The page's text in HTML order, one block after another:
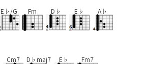
E♭/G Fm D♭ E♭ A♭
Cm7 D♭maj7 E♭ Fm7